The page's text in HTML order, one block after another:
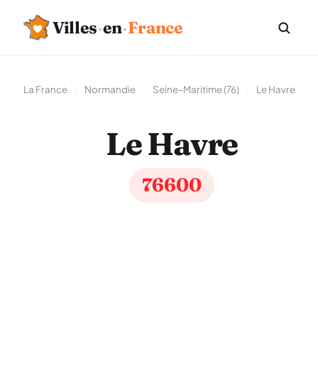
Villes·en·France
La France Normandie Seine-Maritime (76) Le Havre
Le Havre
76600